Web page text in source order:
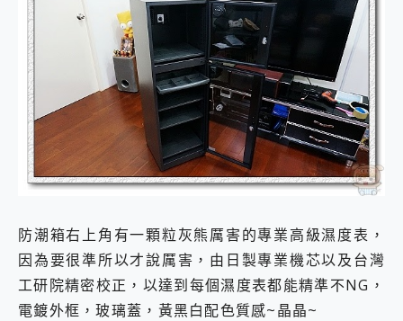
防潮箱右上角有一顆粒灰熊厲害的專業高級濕度表，
因為要很準所以才說厲害，由日製專業機芯以及台灣
工研院精密校正，以達到每個濕度表都能精準不NG，
電鍍外框，玻璃蓋，黃黑白配色質感~晶晶~